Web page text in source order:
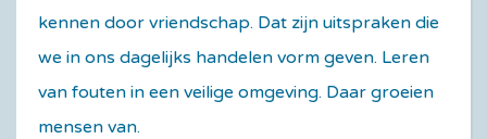
kennen door vriendschap. Dat zijn uitspraken die
we in ons dagelijks handelen vorm geven. Leren
van fouten in een veilige omgeving. Daar groeien
mensen van.